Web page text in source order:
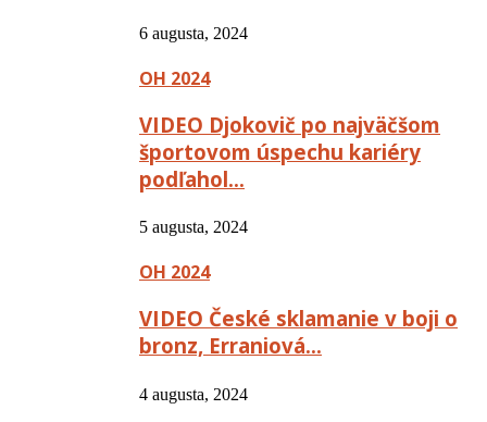
6 augusta, 2024
OH 2024
VIDEO Djokovič po najväčšom
športovom úspechu kariéry
podľahol…
5 augusta, 2024
OH 2024
VIDEO České sklamanie v boji o
bronz, Erraniová…
4 augusta, 2024